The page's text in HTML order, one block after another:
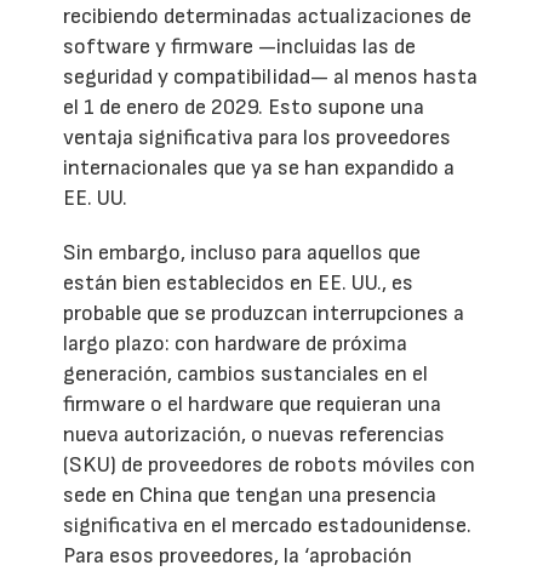
recibiendo determinadas actualizaciones de
software y firmware —incluidas las de
seguridad y compatibilidad— al menos hasta
el 1 de enero de 2029. Esto supone una
ventaja significativa para los proveedores
internacionales que ya se han expandido a
EE. UU.
Sin embargo, incluso para aquellos que
están bien establecidos en EE. UU., es
probable que se produzcan interrupciones a
largo plazo: con hardware de próxima
generación, cambios sustanciales en el
firmware o el hardware que requieran una
nueva autorización, o nuevas referencias
(SKU) de proveedores de robots móviles con
sede en China que tengan una presencia
significativa en el mercado estadounidense.
Para esos proveedores, la ‘aprobación